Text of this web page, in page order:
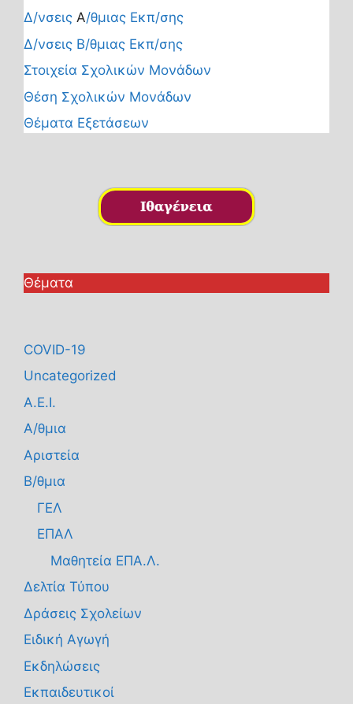
Δ/νσεις Α/θμιας Εκπ/σης
Δ/νσεις Β/θμιας Εκπ/σης
Στοιχεία Σχολικών Μονάδων
Θέση Σχολικών Μονάδων
Θέματα Εξετάσεων
Θέματα
COVID-19
Uncategorized
Α.Ε.Ι.
Α/θμια
Αριστεία
Β/θμια
ΓΕΛ
ΕΠΑΛ
Μαθητεία ΕΠΑ.Λ.
Δελτία Τύπου
Δράσεις Σχολείων
Ειδική Αγωγή
Εκδηλώσεις
Εκπαιδευτικοί